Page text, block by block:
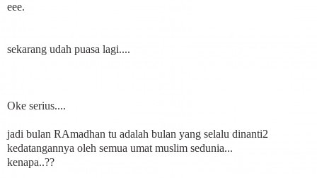
eee.
sekarang udah puasa lagi....
Oke serius....
jadi bulan RAmadhan tu adalah bulan yang selalu dinanti2
kedatangannya oleh semua umat muslim sedunia...
kenapa..??